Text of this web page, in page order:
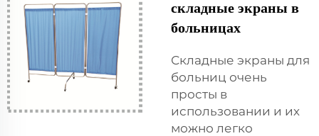
складные экраны в
больницах
Складные экраны для
больниц очень
просты в
использовании и их
можно легко